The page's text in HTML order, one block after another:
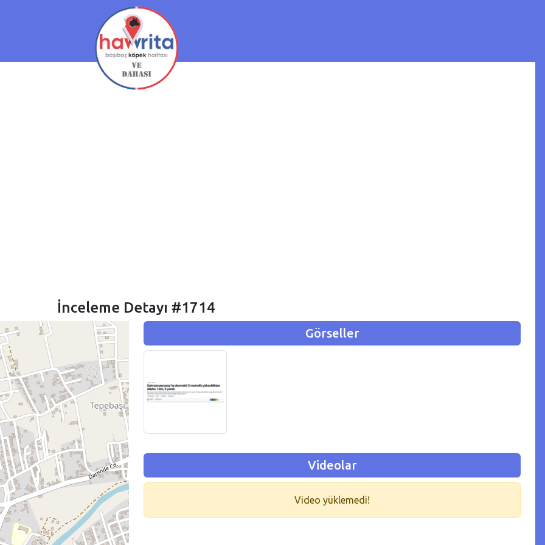
İnceleme Detayı #1714
Görseller
Videolar
Video yüklemedi!